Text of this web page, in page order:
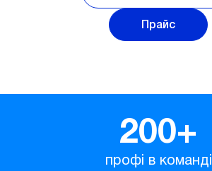
Прайс
200+
профі в команді